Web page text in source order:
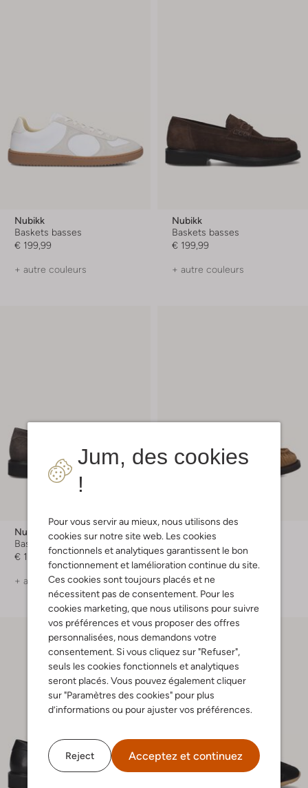
Jum, des cookies
!
Pour vous servir au mieux, nous utilisons des
cookies sur notre site web. Les cookies
fonctionnels et analytiques garantissent le bon
fonctionnement et lamélioration continue du site.
Ces cookies sont toujours placés et ne
nécessitent pas de consentement. Pour les
cookies marketing, que nous utilisons pour suivre
vos préférences et vous proposer des offres
personnalisées, nous demandons votre
consentement. Si vous cliquez sur "Refuser",
seuls les cookies fonctionnels et analytiques
seront placés. Vous pouvez également cliquer
sur "Paramètres des cookies" pour plus
d’informations ou pour ajuster vos préférences.
Reject Acceptez et continuez
Nubikk
Baskets basses
€ 199,99
+ autre couleurs
Nubikk
Baskets basses
€ 199,99
+ autre couleurs
Nubikk
Baskets basses
€ 199,99
+ autre couleurs
Nubikk
Loafers
€ 219,99
+ autre couleurs